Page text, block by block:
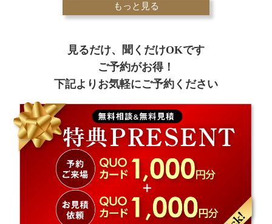
もっと見る
見るだけ、聞くだけOKです
ご予約がお得！
下記よりお気軽にご予約ください